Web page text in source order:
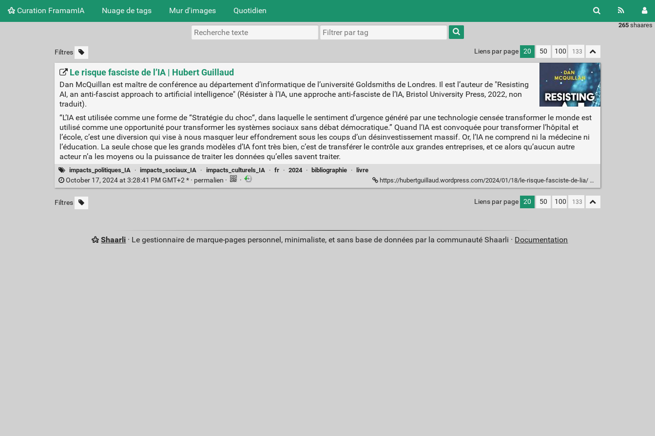
Curation FramamIA Nuage de tags Mur d'images Quotidien
265 shaares
Filtres Liens par page 20 50 100
Le risque fasciste de l’IA | Hubert Guillaud
Dan McQuillan est maître de conférence au département d’informatique de l’université Goldsmiths de Londres. Il est l’auteur de "Resisting
AI, an anti-fascist approach to artificial intelligence" (Résister à l’IA, une approche anti-fasciste de l’IA, Bristol University Press, 2022, non
traduit).
“L’IA est utilisée comme une forme de “Stratégie du choc“, dans laquelle le sentiment d’urgence généré par une technologie censée transformer le monde est
utilisé comme une opportunité pour transformer les systèmes sociaux sans débat démocratique.” Quand l’IA est convoquée pour transformer l’hôpital et
l’école, c’est une diversion qui vise à nous masquer leur effondrement sous les coups d’un désinvestissement massif. Or, l’IA ne comprend ni la médecine ni
l’éducation. La seule chose que les grands modèles d’IA font très bien, c’est de transférer le contrôle aux grandes entreprises, et ce alors qu’aucun autre
acteur n’a les moyens ou la puissance de traiter les données qu’elles savent traiter.
impacts_politiques_IA · impacts_sociaux_IA · impacts_culturels_IA · fr · 2024 · bibliographie · livre
October 17, 2024 at 3:28:41 PM GMT+2 * · permalien · · https://hubertguillaud.wordpress.com/2024/01/18/le-risque-fasciste-de-lia/
Filtres Liens par page 20 50 100
Shaarli · Le gestionnaire de marque-pages personnel, minimaliste, et sans base de données par la communauté Shaarli · Documentation